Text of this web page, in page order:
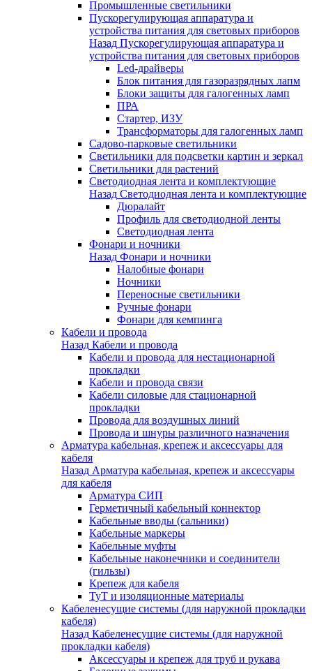
Промышленные светильники
Пускорегулирующая аппаратура и
устройства питания для световых приборов
Назад Пускорегулирующая аппаратура и
устройства питания для световых приборов
Led-драйверы
Блок питания для газоразрядных лапм
Блоки защиты для галогенных ламп
ПРА
Стартер, ИЗУ
Трансформаторы для галогенных ламп
Садово-парковые светильники
Светильники для подсветки картин и зеркал
Светильники для растений
Светодиодная лента и комплектующие
Назад Светодиодная лента и комплектующие
Дюралайт
Профиль для светодиодной ленты
Светодиодная лента
Фонари и ночники
Назад Фонари и ночники
Налобные фонари
Ночники
Переносные светильники
Ручные фонари
Фонари для кемпинга
Кабели и провода
Назад Кабели и провода
Кабели и провода для нестационарной
прокладки
Кабели и провода связи
Кабели силовые для стационарной
прокладки
Провода для воздушных линий
Провода и шнуры различного назначения
Арматура кабельная, крепеж и аксессуары для
кабеля
Назад Арматура кабельная, крепеж и аксессуары
для кабеля
Арматура СИП
Герметичный кабельный коннектор
Кабельные вводы (сальники)
Кабельные маркеры
Кабельные муфты
Кабельные наконечники и соединители
(гильзы)
Крепеж для кабеля
ТуТ и изоляционные материалы
Кабеленесущие системы (для наружной прокладки
кабеля)
Назад Кабеленесущие системы (для наружной
прокладки кабеля)
Аксессуары и крепеж для труб и рукава